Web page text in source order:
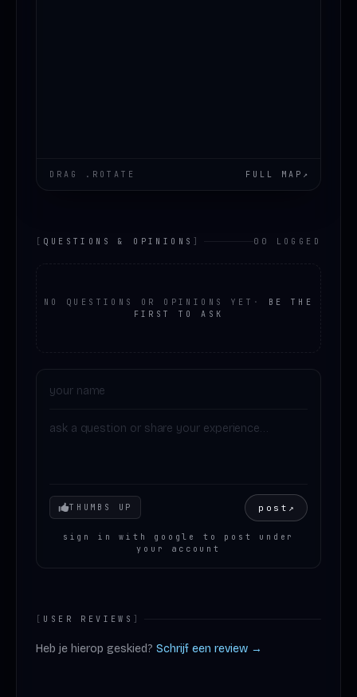
DRAG .ROTATE FULL MAP ↗
[ QUESTIONS & OPINIONS ] 00 LOGGED
NO QUESTIONS OR OPINIONS YET ·
BE THE
FIRST TO ASK
Your mood
THUMBS UP post ↗
sign in with google to post under
your account
[ USER REVIEWS ]
Heb je hierop geskied? Schrijf een review →